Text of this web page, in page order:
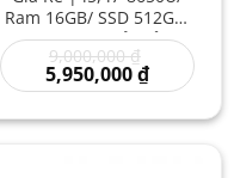
Ram 16GB/ SSD 512GB/
Laptop Giá Rẻ/ Cảm
ứng/ Siêu Mỏng Nhẹ/
Gập 360 Độ
9,000,000₫
gốc
là:
9,000,000
5,950,000₫Giá
hiện
là: